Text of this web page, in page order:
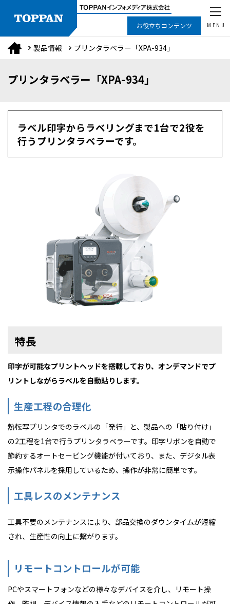
お役立ちコンテンツ MENU
製品情報 プリンタラベラー「XPA-934」
プリンタラベラー「XPA-934」
ラベル印字からラベリングまで1台で2役を
行うプリンタラベラーです。
特長
印字が可能なプリントヘッドを搭載しており、オンデマンドでプ
リントしながらラベルを自動貼りします。
生産工程の合理化
熱転写プリンタでのラベルの「発行」と、製品への「貼り付け」
の2工程を1台で行うプリンタラベラーです。印字リボンを自動で
節約するオートセービング機能が付いており、また、デジタル表
示操作パネルを採用しているため、操作が非常に簡単です。
工具レスのメンテナンス
工具不要のメンテナンスにより、部品交換のダウンタイムが短縮
され、生産性の向上に繋がります。
リモートコントロールが可能
PCやスマートフォンなどの様々なデバイスを介し、リモート操